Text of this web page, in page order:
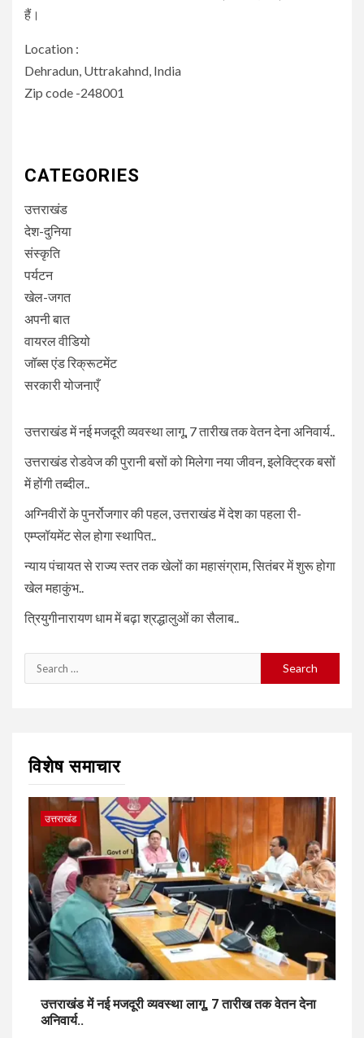
हैं।
Location :
Dehradun, Uttrakahnd, India
Zip code -248001
CATEGORIES
उत्तराखंड
देश-दुनिया
संस्कृति
पर्यटन
खेल-जगत
अपनी बात
वायरल वीडियो
जॉब्स एंड रिक्रूटमेंट
सरकारी योजनाएँ
उत्तराखंड में नई मजदूरी व्यवस्था लागू, 7 तारीख तक वेतन देना अनिवार्य..
उत्तराखंड रोडवेज की पुरानी बसों को मिलेगा नया जीवन, इलेक्ट्रिक बसों
में होंगी तब्दील..
अग्निवीरों के पुनर्रोजगार की पहल, उत्तराखंड में देश का पहला री-
एम्प्लॉयमेंट सेल होगा स्थापित..
न्याय पंचायत से राज्य स्तर तक खेलों का महासंग्राम, सितंबर में शुरू होगा
खेल महाकुंभ..
त्रियुगीनारायण धाम में बढ़ा श्रद्धालुओं का सैलाब..
Search
for:
विशेष समाचार
उत्तराखंड
उत्तराखंड में नई मजदूरी व्यवस्था लागू, 7 तारीख तक वेतन देना
अनिवार्य..